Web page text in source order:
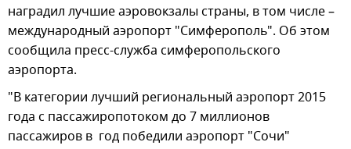
наградил лучшие аэровокзалы страны, в том числе –
международный аэропорт "Симферополь". Об этом
сообщила пресс-служба симферопольского
аэропорта.
"В категории лучший региональный аэропорт 2015
года с пассажиропотоком до 7 миллионов
пассажиров в год победили аэропорт "Сочи"